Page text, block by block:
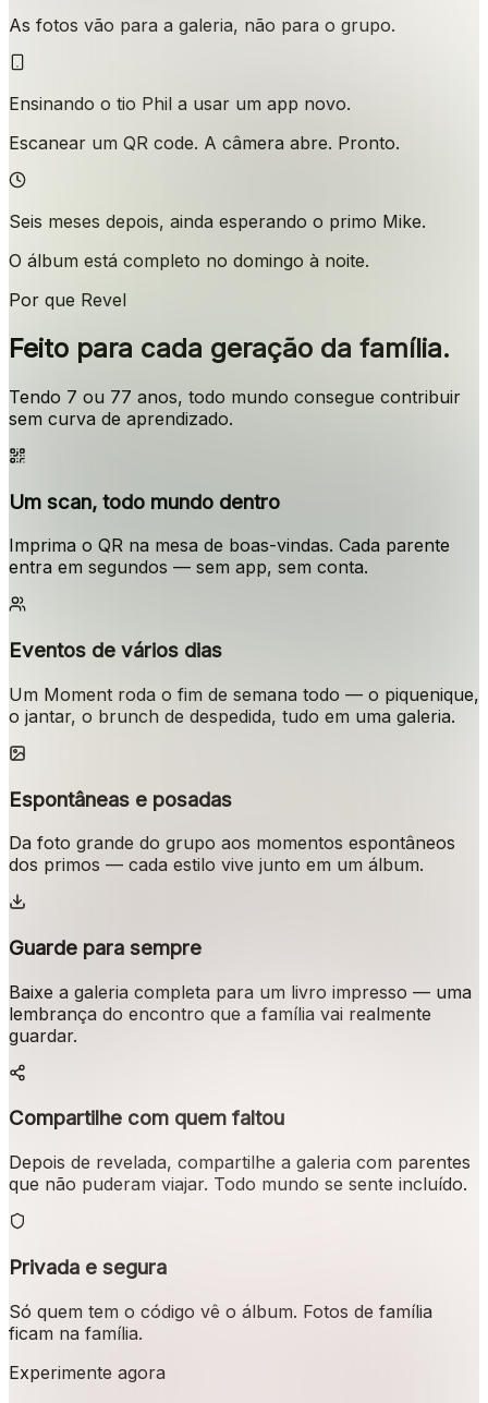
As fotos vão para a galeria, não para o grupo.
Ensinando o tio Phil a usar um app novo.
Escanear um QR code. A câmera abre. Pronto.
Seis meses depois, ainda esperando o primo Mike.
O álbum está completo no domingo à noite.
Por que Revel
Feito para cada geração da família.
Tendo 7 ou 77 anos, todo mundo consegue contribuir
sem curva de aprendizado.
Um scan, todo mundo dentro
Imprima o QR na mesa de boas-vindas. Cada parente
entra em segundos — sem app, sem conta.
Eventos de vários dias
Um Moment roda o fim de semana todo — o piquenique,
o jantar, o brunch de despedida, tudo em uma galeria.
Espontâneas e posadas
Da foto grande do grupo aos momentos espontâneos
dos primos — cada estilo vive junto em um álbum.
Guarde para sempre
Baixe a galeria completa para um livro impresso — uma
lembrança do encontro que a família vai realmente
guardar.
Compartilhe com quem faltou
Depois de revelada, compartilhe a galeria com parentes
que não puderam viajar. Todo mundo se sente incluído.
Privada e segura
Só quem tem o código vê o álbum. Fotos de família
ficam na família.
Experimente agora